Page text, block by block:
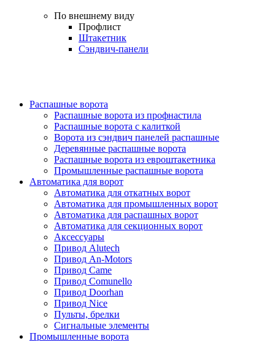
По внешнему виду
Профлист
Штакетник
Сэндвич-панели
Распашные ворота
Распашные ворота из профнастила
Распашные ворота с калиткой
Ворота из сэндвич панелей распашные
Деревянные распашные ворота
Распашные ворота из евроштакетника
Промышленные распашные ворота
Автоматика для ворот
Автоматика для откатных ворот
Автоматика для промышленных ворот
Автоматика для распашных ворот
Автоматика для секционных ворот
Аксессуары
Привод Alutech
Привод An-Motors
Привод Came
Привод Comunello
Привод Doorhan
Привод Nice
Пульты, брелки
Сигнальные элементы
Промышленные ворота